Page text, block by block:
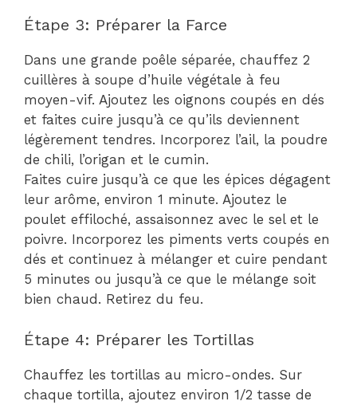
Étape 3: Préparer la Farce
Dans une grande poêle séparée, chauffez 2
cuillères à soupe d’huile végétale à feu
moyen-vif. Ajoutez les oignons coupés en dés
et faites cuire jusqu’à ce qu’ils deviennent
légèrement tendres. Incorporez l’ail, la poudre
de chili, l’origan et le cumin.
Faites cuire jusqu’à ce que les épices dégagent
leur arôme, environ 1 minute. Ajoutez le
poulet effiloché, assaisonnez avec le sel et le
poivre. Incorporez les piments verts coupés en
dés et continuez à mélanger et cuire pendant
5 minutes ou jusqu’à ce que le mélange soit
bien chaud. Retirez du feu.
Étape 4: Préparer les Tortillas
Chauffez les tortillas au micro-ondes. Sur
chaque tortilla, ajoutez environ 1/2 tasse de